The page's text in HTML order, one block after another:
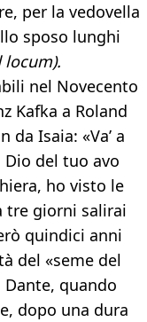
per la vedovella
sposo lunghi
locum).
nel Novecento
Kafka a Roland
da Isaia: «Va’ a
Dio del tuo avo
ho visto le
tre giorni salirai
quindici anni
del «seme del
quando
dopo una dura